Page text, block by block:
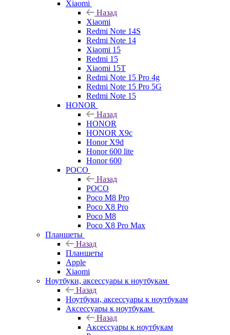
Xiaomi
Назад
Xiaomi
Redmi Note 14S
Redmi Note 14
Xiaomi 15
Redmi 15
Xiaomi 15T
Redmi Note 15 Pro 4g
Redmi Note 15 Pro 5G
Redmi Note 15
HONOR
Назад
HONOR
HONOR X9c
Honor X9d
Honor 600 lite
Honor 600
POCO
Назад
POCO
Poco M8 Pro
Poco X8 Pro
Poco M8
Poco X8 Pro Max
Планшеты
Назад
Планшеты
Apple
Xiaomi
Ноутбуки, аксессуары к ноутбукам
Назад
Ноутбуки, аксессуары к ноутбукам
Аксессуары к ноутбукам
Назад
Аксессуары к ноутбукам